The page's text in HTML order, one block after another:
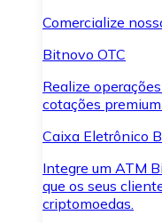
Comercialize
Bitnovo OTC
Realize
cotações
Caixa Eletrônico
Integre um ATM
que os seus
criptomoedas.